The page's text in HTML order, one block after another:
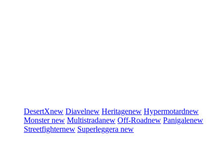
DesertXnew Diavelnew Heritagenew Hypermotardnew
Monsternew Multistradanew Off-Roadnew Panigalenew
Streetfighternew Superleggera new